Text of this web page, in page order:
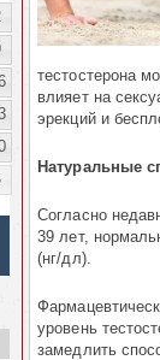
тестостерона
влияет на
эрекций и
Натуральные
Согласно
39 лет,
(нг/дл).
уровень
замедлить